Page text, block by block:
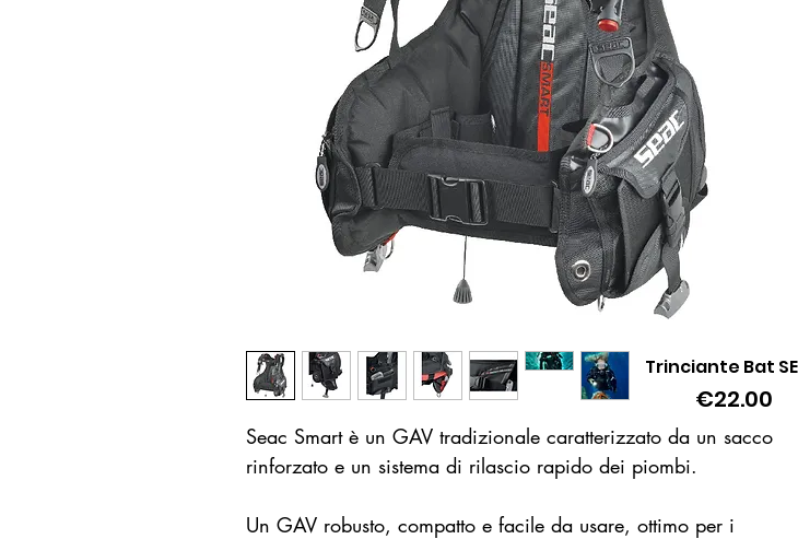
Quick View
Trinciante Bat
Price
€22.00
Seac Smart è un GAV tradizionale caratterizzato da un sacco
rinforzato e un sistema di rilascio rapido dei piombi.
Un GAV robusto, compatto e facile da usare, ottimo per i